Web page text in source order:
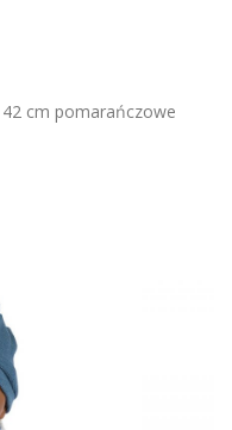
cm pomarańczowe